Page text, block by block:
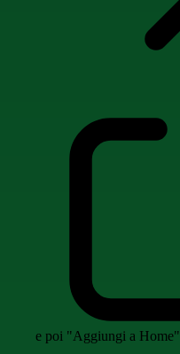
e poi "Aggiungi a Home"